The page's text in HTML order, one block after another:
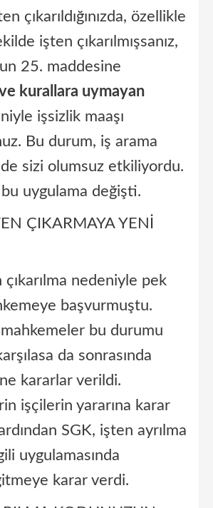
çıkarıldığınızda, özellikle
işten çıkarılmışsanız,
25. maddesine
kurallara uymayan
işsizlik maaşı
Bu durum, iş arama
sizi olumsuz etkiliyordu.
uygulama değişti.
ÇIKARMAYA YENİ
çıkarılma nedeniyle pek
başvurmuştu.
mahkemeler bu durumu
da sonrasında
kararlar verildi.
işçilerin yararına karar
SGK, işten ayrılma
uygulamasında
karar verdi.